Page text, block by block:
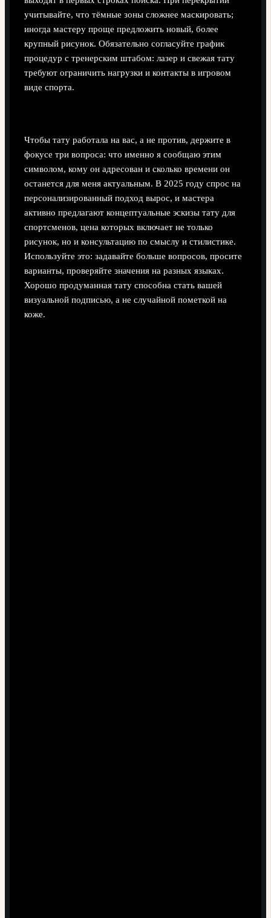
учитывайте, что тёмные зоны сложнее маскировать;
иногда мастеру проще предложить новый, более
крупный рисунок. Обязательно согласуйте график
процедур с тренерским штабом: лазер и свежая тату
требуют ограничить нагрузки и контакты в игровом
виде спорта.
Чтобы тату работала на вас, а не против, держите в
фокусе три вопроса: что именно я сообщаю этим
символом, кому он адресован и сколько времени он
останется для меня актуальным. В 2025 году спрос на
персонализированный подход вырос, и мастера
активно предлагают концептуальные эскизы тату для
спортсменов, цена которых включает не только
рисунок, но и консультацию по смыслу и стилистике.
Используйте это: задавайте больше вопросов, просите
варианты, проверяйте значения на разных языках.
Хорошо продуманная тату способна стать вашей
визуальной подписью, а не случайной пометкой на
коже.